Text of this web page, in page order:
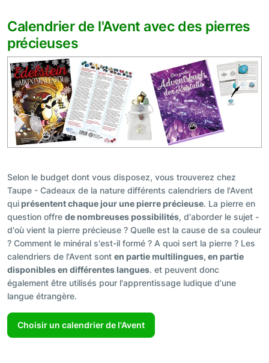
Calendrier de l'Avent avec des pierres
précieuses
Selon le budget dont vous disposez, vous trouverez chez
Taupe - Cadeaux de la nature différents calendriers de l'Avent
quiprésentent chaque jour une pierre précieuse. La pierre en
question offre de nombreuses possibilités, d'aborder le sujet -
d'où vient la pierre précieuse ? Quelle est la cause de sa couleur
? Comment le minéral s'est-il formé ? A quoi sert la pierre ? Les
calendriers de l'Avent sont en partie multilingues, en partie
disponibles en différentes langues. et peuvent donc
également être utilisés pour l'apprentissage ludique d'une
langue étrangère.
Choisir un calendrier de l'Avent